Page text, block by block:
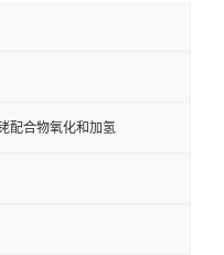
配合物氧化和加氢